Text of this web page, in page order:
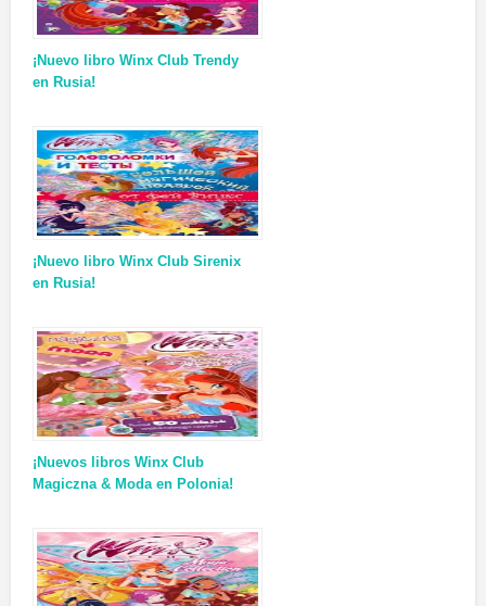
¡Nuevo libro Winx Club Trendy
en Rusia!
¡Nuevo libro Winx Club Sirenix
en Rusia!
¡Nuevos libros Winx Club
Magiczna & Moda en Polonia!